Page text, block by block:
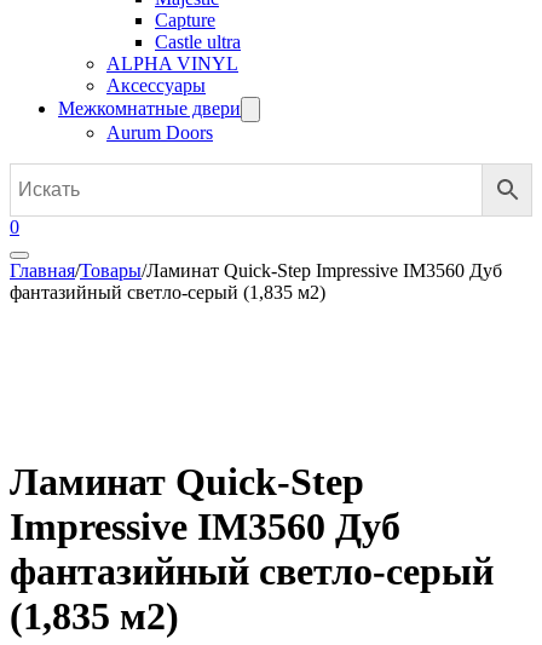
Capture
Castle ultra
ALPHA VINYL
Аксессуары
Межкомнатные двери
Aurum Doors
0
Главная/Товары/Ламинат Quick-Step Impressive IM3560 Дуб
фантазийный светло-серый (1,835 м2)
Ламинат Quick-Step
Impressive IM3560 Дуб
фантазийный светло-серый
(1,835 м2)